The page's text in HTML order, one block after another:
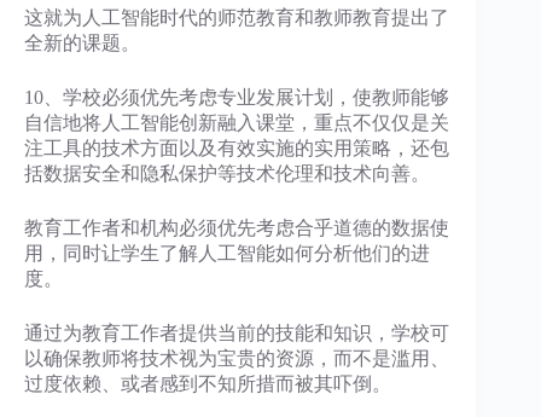
这就为人工智能时代的师范教育和教师教育提出了
全新的课题。
10、学校必须优先考虑专业发展计划，使教师能够
自信地将人工智能创新融入课堂，重点不仅仅是关
注工具的技术方面以及有效实施的实用策略，还包
括数据安全和隐私保护等技术伦理和技术向善。
教育工作者和机构必须优先考虑合乎道德的数据使
用，同时让学生了解人工智能如何分析他们的进
度。
通过为教育工作者提供当前的技能和知识，学校可
以确保教师将技术视为宝贵的资源，而不是滥用、
过度依赖、或者感到不知所措而被其吓倒。